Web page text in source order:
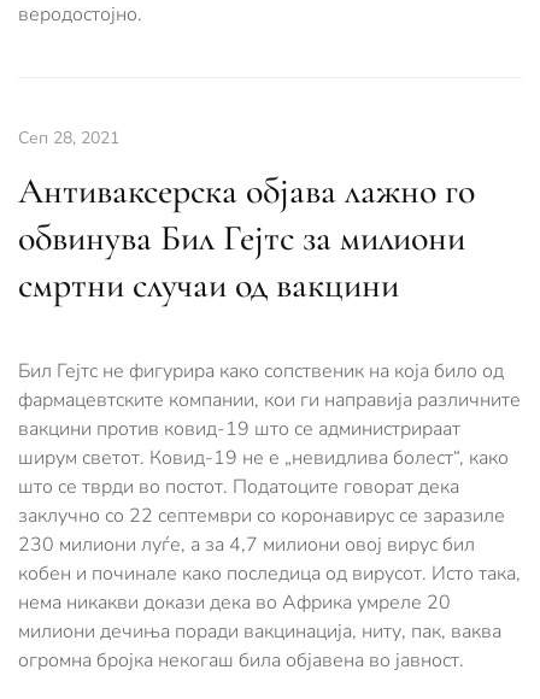
веродостојно.
Сеп 28, 2021
Антиваксерска објава лажно го
обвинува Бил Гејтс за милиони
смртни случаи од вакцини
Бил Гејтс не фигурира како сопственик на која било од
фармацевтските компании, кои ги направија различните
вакцини против ковид-19 што се администрираат
ширум светот. Ковид-19 не е „невидлива болест“, како
што се тврди во постот. Податоците говорат дека
заклучно со 22 септември со коронавирус се заразиле
230 милиони луѓе, а за 4,7 милиони овој вирус бил
кобен и починале како последица од вирусот. Исто така,
нема никакви докази дека во Африка умреле 20
милиони дечиња поради вакцинација, ниту, пак, ваква
огромна бројка некогаш била објавена во јавност.